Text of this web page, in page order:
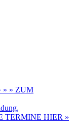
» » ZUM
TERMINE HIER »